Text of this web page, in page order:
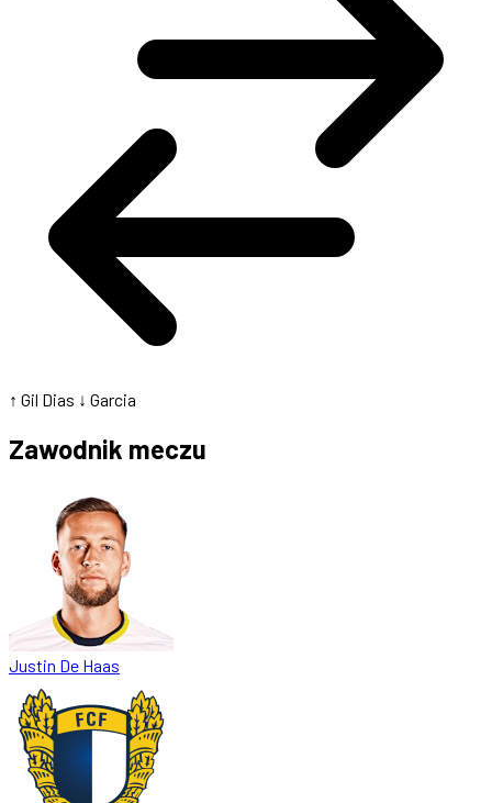
↑ Gil Dias ↓ Garcia
Zawodnik meczu
Justin De Haas